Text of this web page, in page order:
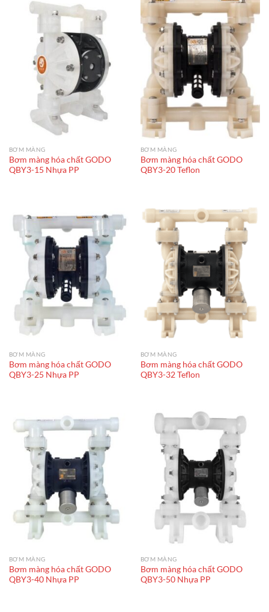
BƠM MÀNG
Bơm màng hóa chất GODO
QBY3-15 Nhựa PP
BƠM MÀNG
Bơm màng hóa chất GODO
QBY3-20 Teflon
BƠM MÀNG
Bơm màng hóa chất GODO
QBY3-25 Nhựa PP
BƠM MÀNG
Bơm màng hóa chất GODO
QBY3-32 Teflon
BƠM MÀNG
Bơm màng hóa chất GODO
QBY3-40 Nhựa PP
BƠM MÀNG
Bơm màng hóa chất GODO
QBY3-50 Nhựa PP